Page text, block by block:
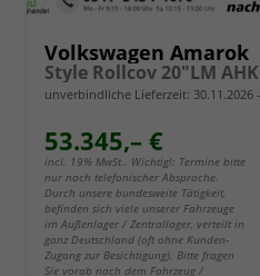
Volkswagen Amarok
Style Rollcov 20"LM
unverbindliche Lieferzeit: 30.11.2026
53.345,– €
incl. 19% MwSt.. Wichtig!: Termine bitte
nur nach telefonischer Absprache.
Durch unsere bundesweite Tätigkeit,
befinden sich viele unserer Fahrzeuge
im Außenlager / Zentrallager, verteilt in
ganz Deutschland (oft ohne Kunden-
Zugang zur Besichtigung). Bitte fragen
Sie vorab nach dem Fahrzeug /